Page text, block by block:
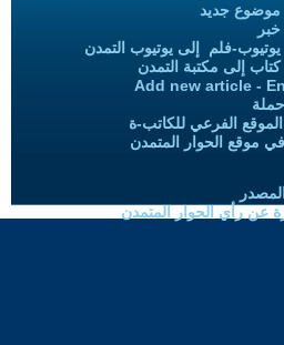
موضوع جديد
يوتيوب-فلم إلى يوتيوب التمدن
كتاب إلى مكتبة التمدن
Add new article -
الفرعي للكاتب-ة
موقع الحوار المتمدن
عن رأي الحوار المتمدن